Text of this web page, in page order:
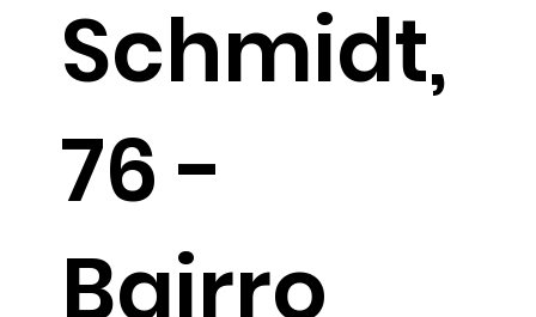
Schmidt,
76 -
Bairro